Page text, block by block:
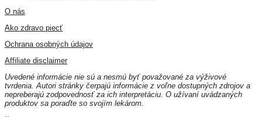
O nás
Ako zdravo piecť
Ochrana osobných údajov
Affiliate disclaimer
Uvedené informácie nie sú a nesmú byť považované za výživové
tvrdenia. Autori stránky čerpajú informácie z voľne dostupných zdrojov a
nepreberajú zodpovednosť za ich interpretáciu. O užívaní uvádzaných
produktov sa poraďte so svojím lekárom.